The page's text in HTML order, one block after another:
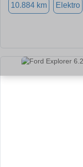
10.884 km Elektro